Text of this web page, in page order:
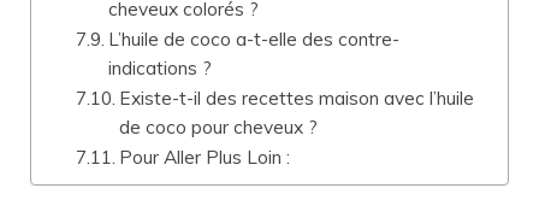
cheveux colorés ?
L’huile de coco a-t-elle des contre-
indications ?
Existe-t-il des recettes maison avec l’huile
de coco pour cheveux ?
Pour Aller Plus Loin :